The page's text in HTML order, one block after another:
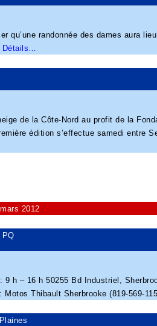
qu’une randonnée des dames aura
Détails…
de la Côte-Nord au profit de la
édition s’effectue samedi entre
2012
PQ
9 h – 16 h 50255 Bd Industriel,
Thibault Sherbrooke (819-569-